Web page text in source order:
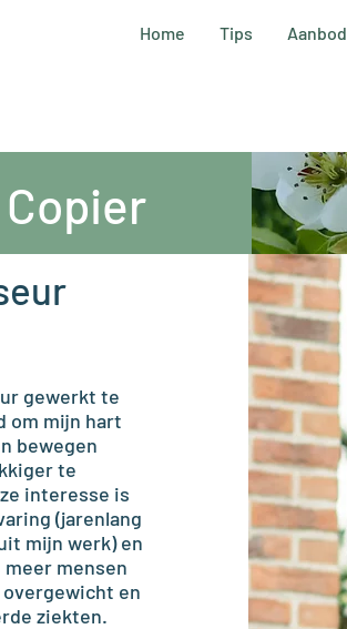
Home Tips Aanbod
gewerkt te
om mijn hart
bewegen
te
interesse is
(jarenlang
mijn werk) en
mensen
en
ziekten.